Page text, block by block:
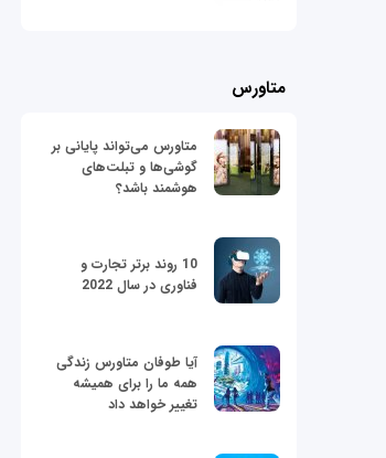
متاورس
متاورس می‌تواند پایانی بر
گوشی‌ها و تبلت‌های
هوشمند باشد؟
10 روند برتر تجارت و
فناوری در سال 2022
آیا طوفان متاورس زندگی
همه ما را برای همیشه
تغییر خواهد داد